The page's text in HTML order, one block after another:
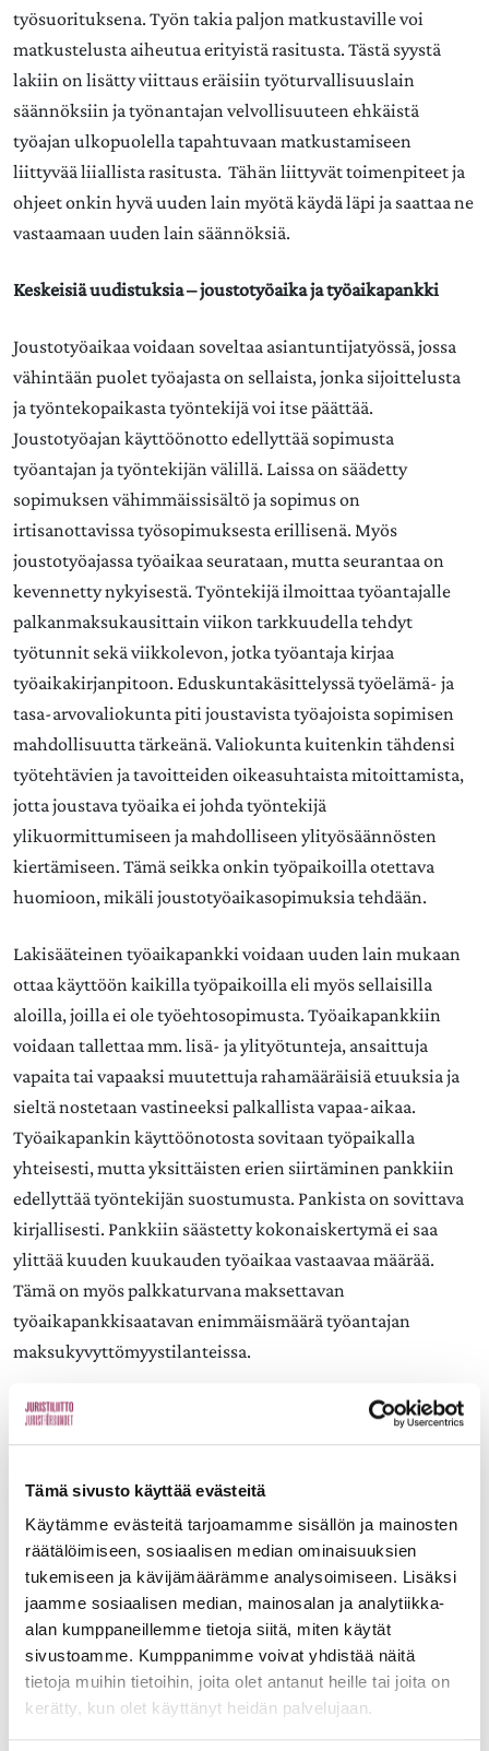
Tämä sivusto käyttää evästeitä
Käytämme evästeitä tarjoamamme sisällön ja mainosten
räätälöimiseen, sosiaalisen median ominaisuuksien
tukemiseen ja kävijämäärämme analysoimiseen. Lisäksi
jaamme sosiaalisen median, mainosalan ja analytiikka-
alan kumppaneillemme tietoja siitä, miten käytät
sivustoamme. Kumppanimme voivat yhdistää näitä
tietoja muihin tietoihin, joita olet antanut heille tai joita on
kerätty, kun olet käyttänyt heidän palvelujaan.
työsuorituksena. Työn takia paljon matkustaville voi
matkustelusta aiheutua erityistä rasitusta. Tästä syystä
lakiin on lisätty viittaus eräisiin työturvallisuuslain
säännöksiin ja työnantajan velvollisuuteen ehkäistä
työajan ulkopuolella tapahtuvaan matkustamiseen
liittyvää liiallista rasitusta. Tähän liittyvät toimenpiteet ja
ohjeet onkin hyvä uuden lain myötä käydä läpi ja saattaa ne
vastaamaan uuden lain säännöksiä.
Keskeisiä uudistuksia – joustotyöaika ja työaikapankki
Joustotyöaikaa voidaan soveltaa asiantuntijatyössä, jossa
vähintään puolet työajasta on sellaista, jonka sijoittelusta
ja työntekopaikasta työntekijä voi itse päättää.
Joustotyöajan käyttöönotto edellyttää sopimusta
työantajan ja työntekijän välillä. Laissa on säädetty
sopimuksen vähimmäissisältö ja sopimus on
irtisanottavissa työsopimuksesta erillisenä. Myös
joustotyöajassa työaikaa seurataan, mutta seurantaa on
kevennetty nykyisestä. Työntekijä ilmoittaa työantajalle
palkanmaksukausittain viikon tarkkuudella tehdyt
työtunnit sekä viikkolevon, jotka työantaja kirjaa
työaikakirjanpitoon. Eduskuntakäsittelyssä työelämä- ja
tasa-arvovaliokunta piti joustavista työajoista sopimisen
mahdollisuutta tärkeänä. Valiokunta kuitenkin tähdensi
työtehtävien ja tavoitteiden oikeasuhtaista mitoittamista,
jotta joustava työaika ei johda työntekijä
ylikuormittumiseen ja mahdolliseen ylityösäännösten
kiertämiseen. Tämä seikka onkin työpaikoilla otettava
huomioon, mikäli joustotyöaikasopimuksia tehdään.
Lakisääteinen työaikapankki voidaan uuden lain mukaan
ottaa käyttöön kaikilla työpaikoilla eli myös sellaisilla
aloilla, joilla ei ole työehtosopimusta. Työaikapankkiin
voidaan tallettaa mm. lisä- ja ylityötunteja, ansaittuja
vapaita tai vapaaksi muutettuja rahamääräisiä etuuksia ja
sieltä nostetaan vastineeksi palkallista vapaa-aikaa.
Työaikapankin käyttöönotosta sovitaan työpaikalla
yhteisesti, mutta yksittäisten erien siirtäminen pankkiin
edellyttää työntekijän suostumusta. Pankista on sovittava
kirjallisesti. Pankkiin säästetty kokonaiskertymä ei saa
ylittää kuuden kuukauden työaikaa vastaavaa määrää.
Tämä on myös palkkaturvana maksettavan
työaikapankkisaatavan enimmäismäärä työantajan
maksukyvyttömyystilanteissa.
Uudessa laissa lisättiin joustoja myös liukuvan ja
keskimäärisen työajan osalta. Eduskunnan työelämä- ja
pitkistä työajoista johtuvien haitallisten terveys- ja
työturvallisuusvaikutusten vuoksi työpaikoilla seurataan
joustavien työaikajärjestelyjen vaikutusta työntekijöiden
terveyteen ja turvallisuuteen. Tämä on tärkeää ottaa
huomioon myös lakialalla, koska lakimiehet yleisesti
tekevät pitkiä päiviä. Tämä näkyy selvästi lakimiesliiton
palkkatutkimuksessa. Asianajoalalla keskimääräinen
todellinen työaika lähentelee 45 tuntia viikossa ja osalla